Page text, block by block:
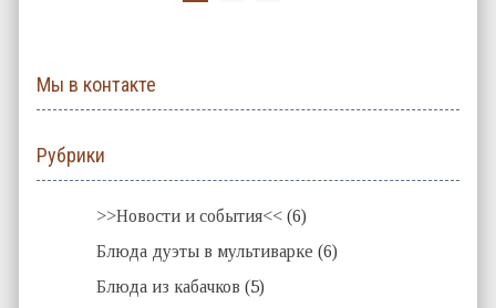
Мы в контакте
Рубрики
>>Новости и события<< (6)
Блюда дуэты в мультиварке (6)
Блюда из кабачков (5)